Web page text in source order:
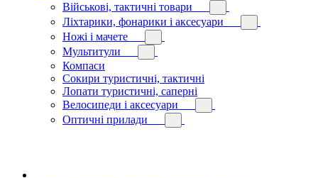
Військові, тактичні товари
Ліхтарики, фонарики і аксесуари
Ножі і мачете
Мультитули
Компаси
Сокири туристичні, тактичні
Лопати туристичні, саперні
Велосипеди і аксесуари
Оптичні прилади